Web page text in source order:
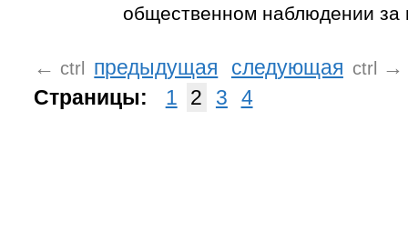
общественном наблюдении за
← ctrl предыдущая следующая ctrl
→
Страницы:
1 2 3 4